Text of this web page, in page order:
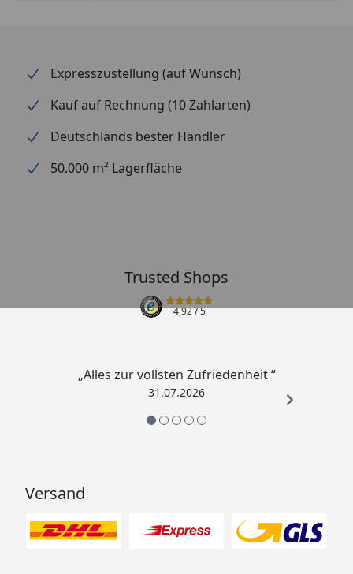
Expresszustellung (auf Wunsch)
Kauf auf Rechnung (10 Zahlarten)
Deutschlands bester Händler
50.000 m² Lagerfläche
Trusted Shops
4,92/ 5
„Alles zur vollsten Zufriedenheit “
31.07.2026
Versand